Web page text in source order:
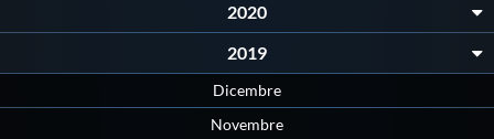
2020
2019
Dicembre
Novembre